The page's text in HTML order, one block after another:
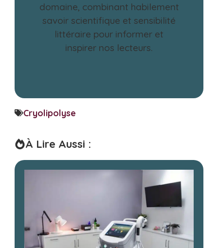
domaine, combinant habilement
savoir scientifique et sensibilité
littéraire pour informer et
inspirer nos lecteurs.
Cryolipolyse
À Lire Aussi :